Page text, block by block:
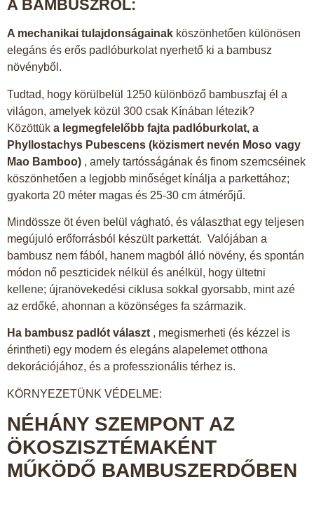
A BAMBUSZRÓL:
A mechanikai tulajdonságainak köszönhetően különösen
elegáns és erős padlóburkolat nyerhető ki a bambusz
növényből.
Tudtad, hogy körülbelül 1250 különböző bambuszfaj él a
világon, amelyek közül 300 csak Kínában létezik?
Közöttük a legmegfelelőbb fajta padlóburkolat, a
Phyllostachys Pubescens (közismert nevén Moso vagy
Mao Bamboo) , amely tartósságának és finom szemcséinek
köszönhetően a legjobb minőséget kínálja a parkettához;
gyakorta 20 méter magas és 25-30 cm átmérőjű.
Mindössze öt éven belül vágható, és választhat egy teljesen
megújuló erőforrásból készült parkettát. Valójában a
bambusz nem fából, hanem magból álló növény, és spontán
módon nő peszticidek nélkül és anélkül, hogy ültetni
kellene; újranövekedési ciklusa sokkal gyorsabb, mint azé
az erdőké, ahonnan a közönséges fa származik.
Ha bambusz padlót választ , megismerheti (és kézzel is
érintheti) egy modern és elegáns alapelemet otthona
dekorációjához, és a professzionális térhez is.
KÖRNYEZETÜNK VÉDELME:
NÉHÁNY SZEMPONT AZ
ÖKOSZISZTÉMAKÉNT
MŰKÖDŐ BAMBUSZERDŐBEN